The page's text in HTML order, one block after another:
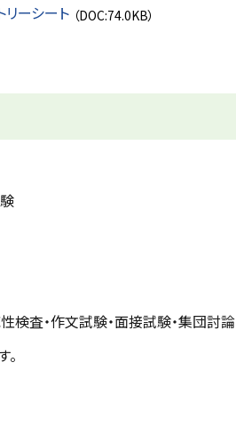
リーシート （DOC:74.0KB）
査・作文試験・面接試験・集団討論